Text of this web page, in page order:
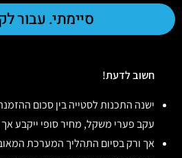
סיימתי. עבור
חשוב לדעת!
ישנה התכנות לסטייה בין סכום
עקב פערי משקל, מחיר סופי ייקבע
אך ורק בסיום התהליך המערכת